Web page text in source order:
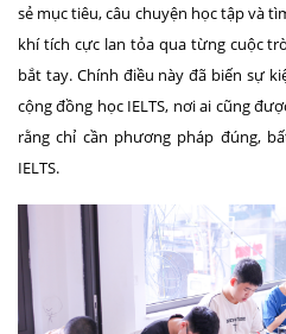
sẻ mục tiêu, câu chuyện học tập và
khí tích cực lan tỏa qua từng cuộc
bắt tay. Chính điều này đã biến sự
cộng đồng học IELTS, nơi ai cũng
rằngchỉ cần phương pháp đúng,
IELTS.